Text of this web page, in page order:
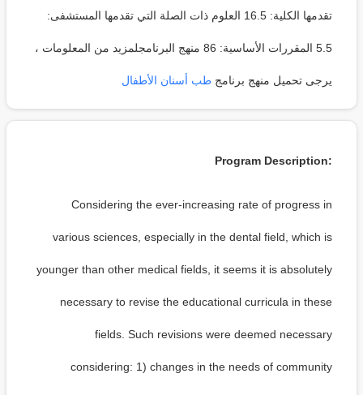
تقدمها الكلية: 16.5 العلوم ذات الصلة التي تقدمها المستشفى:
5.5 المقررات الأساسية: 86 منهج البرنامجلمزيد من المعلومات ،
يرجى تحميل منهج برنامجطب أسنان الأطفال
Program Description:
Considering the ever-increasing rate of progress in
various sciences, especially in the dental field, which is
younger than other medical fields, it seems it is absolutely
necessary to revise the educational curricula in these
fields. Such revisions were deemed necessary
considering: 1) changes in the needs of community